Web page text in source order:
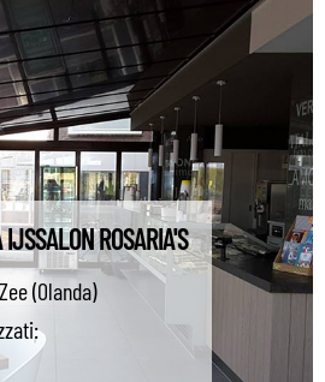
PIZZERIA GELATERIA IJSSALON ROSARIA'S
(Olanda)